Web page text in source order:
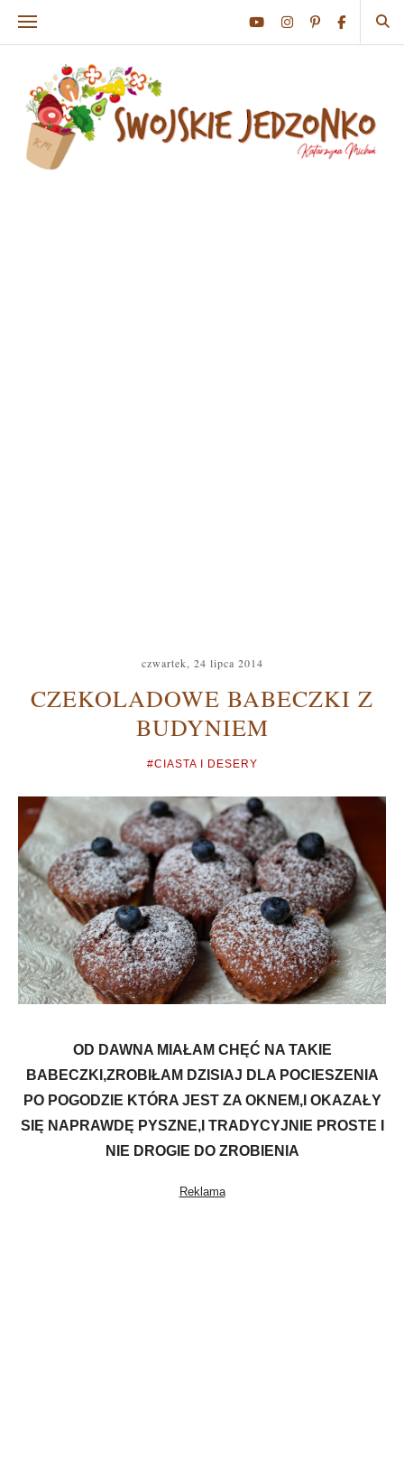
czwartek, 24 lipca 2014
CZEKOLADOWE BABECZKI Z
BUDYNIEM
#CIASTA I DESERY
OD DAWNA MIAŁAM CHĘĆ NA TAKIE
BABECZKI,ZROBIŁAM DZISIAJ DLA POCIESZENIA
PO POGODZIE KTÓRA JEST ZA OKNEM,I OKAZAŁY
SIĘ NAPRAWDĘ PYSZNE,I TRADYCYJNIE PROSTE I
NIE DROGIE DO ZROBIENIA